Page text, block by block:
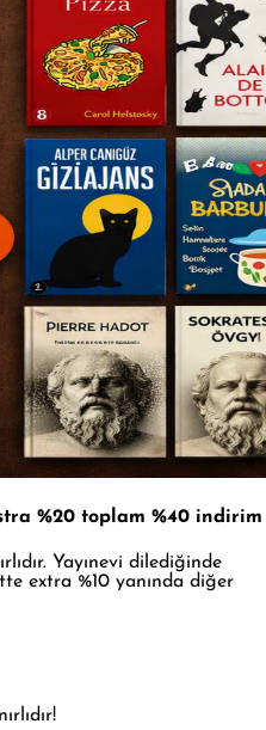
%20 toplam %40 indirim
Yayınevi dilediğinde
extra %10 yanında diğer